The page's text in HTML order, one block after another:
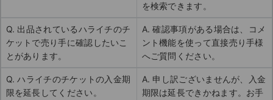
を検索できます。
Q. 出品されているハライチのチ
ケットで売り手に確認したいこ
とがあります。
A. 確認事項がある場合は、コメ
ント機能を使って直接売り手様
へご質問ください。
Q. ハライチのチケットの入金期
限を延長してください。
A. 申し訳ございませんが、入金
期限は延長できかねます。お手